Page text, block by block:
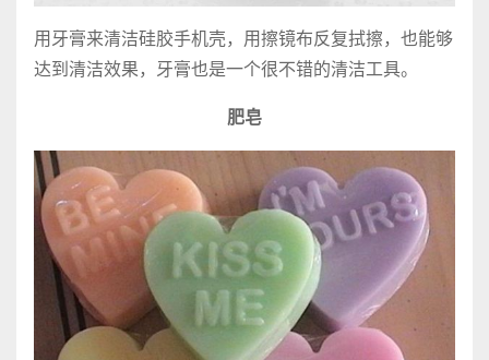
用牙膏来清洁硅胶手机壳，用擦镜布反复拭擦，也能够
达到清洁效果，牙膏也是一个很不错的清洁工具。
肥皂